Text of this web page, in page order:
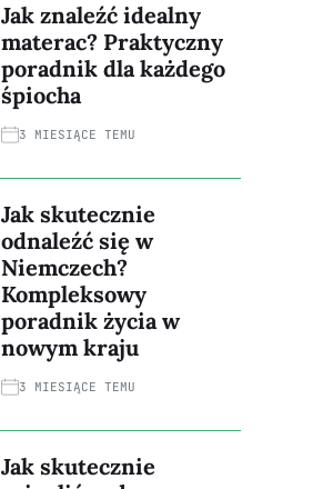
Jak znaleźć idealny
materac? Praktyczny
poradnik dla każdego
śpiocha
3 MIESIĄCE TEMU
Jak skutecznie
odnaleźć się w
Niemczech?
Kompleksowy
poradnik życia w
nowym kraju
3 MIESIĄCE TEMU
Jak skutecznie